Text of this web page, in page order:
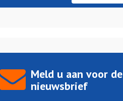
Meld u aan voor de
nieuwsbrief